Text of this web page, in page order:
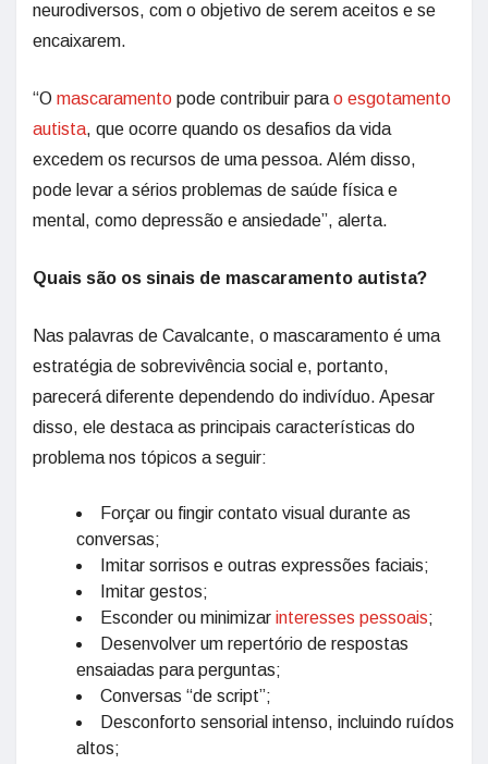
neurodiversos, com o objetivo de serem aceitos e se
encaixarem.
“O mascaramento pode contribuir para o esgotamento
autista, que ocorre quando os desafios da vida
excedem os recursos de uma pessoa. Além disso,
pode levar a sérios problemas de saúde física e
mental, como depressão e ansiedade”, alerta.
Quais são os sinais de mascaramento autista?
Nas palavras de Cavalcante, o mascaramento é uma
estratégia de sobrevivência social e, portanto,
parecerá diferente dependendo do indivíduo. Apesar
disso, ele destaca as principais características do
problema nos tópicos a seguir:
Forçar ou fingir contato visual durante as
conversas;
Imitar sorrisos e outras expressões faciais;
Imitar gestos;
Esconder ou minimizar interesses pessoais;
Desenvolver um repertório de respostas
ensaiadas para perguntas;
Conversas “de script”;
Desconforto sensorial intenso, incluindo ruídos
altos;